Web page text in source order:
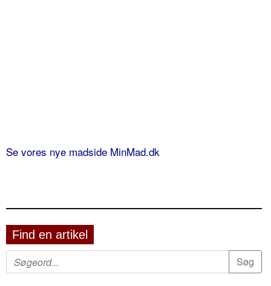
Se vores nye madside MinMad.dk
Find en artikel